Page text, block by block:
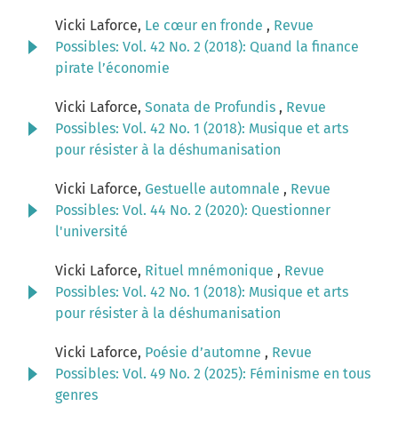
Vicki Laforce, Le cœur en fronde , Revue
Possibles: Vol. 42 No. 2 (2018): Quand la finance
pirate l’économie
Vicki Laforce, Sonata de Profundis , Revue
Possibles: Vol. 42 No. 1 (2018): Musique et arts
pour résister à la déshumanisation
Vicki Laforce, Gestuelle automnale , Revue
Possibles: Vol. 44 No. 2 (2020): Questionner
l'université
Vicki Laforce, Rituel mnémonique , Revue
Possibles: Vol. 42 No. 1 (2018): Musique et arts
pour résister à la déshumanisation
Vicki Laforce, Poésie d’automne , Revue
Possibles: Vol. 49 No. 2 (2025): Féminisme en tous
genres